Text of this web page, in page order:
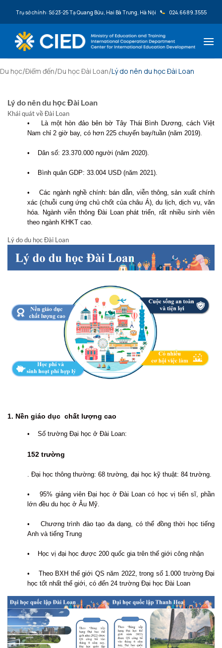
Trụ sở chính: Số 23-25 Tạ Quang Bửu, Hai Bà Trưng, Hà Nội 024.6689.3555
Du học/Điểm đến/Du học Đài Loan/Lý do nên du học Đài Loan
Lý do nên du học Đài Loan
Khái quát về Đài Loan
• Là một hòn đảo bên bờ Tây Thái Bình Dương, cách Việt
Nam chỉ 2 giờ bay, có hơn 225 chuyến bay/tuần (năm 2019).
• Dân số: 23.370.000 người (năm 2020).
• Bình quân GDP: 33.004 USD (năm 2021).
• Các ngành nghề chính: bán dẫn, viễn thông, sản xuất chính
xác (chuỗi cung ứng chủ chốt của châu Á), du lịch, dịch vụ, văn
hóa. Ngành viễn thông Đài Loan phát triển, rất nhiều sinh viên
theo ngành KHKT cao.
Lý do du học Đài Loan
1. Nền giáo dục chất lượng cao
• Số trường Đại học ở Đài Loan:
152 trường
. Đại học thông thường: 68 trường, đại học kỹ thuật: 84 trường.
• 95% giảng viên Đại học ở Đài Loan có học vị tiến sĩ, phần
lớn đều du học ở Âu Mỹ.
• Chương trình đào tạo đa dạng, có thể đồng thời học tiếng
Anh và tiếng Trung
• Học vị đại học được 200 quốc gia trên thế giới công nhận
• Theo BXH thế giới QS năm 2022, trong số 1.000 trường Đại
học tốt nhất thế giới, có đến 24 trường Đại học Đài Loan